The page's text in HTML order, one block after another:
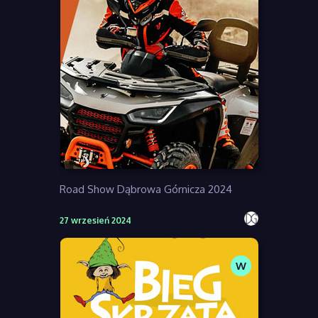
Road Show Dąbrowa Górnicza 2024
27 wrzesień 2024
W